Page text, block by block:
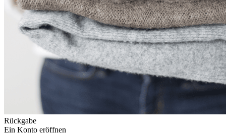
Rückgabe
Ein Konto eröffnen